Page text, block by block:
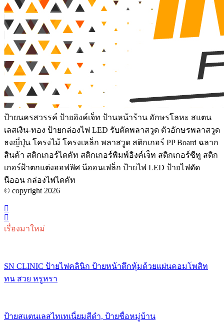
ป้ายนครสวรรค์ ป้ายอิงค์เจ็ท ป้านหน้าร้าน อักษรโลหะ สแตน
เลสเงิน-ทอง ป้ายกล่องไฟ LED รับตัดพลาสวูด ตัวอักษรพลาสวูด
ธงญี่ปุ่น โครงไม้ โครงเหล็ก พลาสวูด สติกเกอร์ PP Board ฉลาก
สินค้า สติกเกอร์ไดคัท สติกเกอร์พิมพ์อิงค์เจ็ท สติกเกอร์ซีทู สติก
เกอร์ฝ้าตกแต่งออฟฟิศ นีออนเฟล็ก ป้ายไฟ LED ป้ายไฟดัด
นีออน กล่องไฟไดคัท
© copyright 2026
เรื่องมาใหม่
SN CLINIC ป้ายไฟคลินิก ป้ายหน้าตึกหุ้มด้วยแผ่นคอมโพสิท
ทน สวย หรูหรา
ป้ายสแตนเลสไทเทเนี่ยมสีดำ, ป้ายชื่อหมู่บ้าน